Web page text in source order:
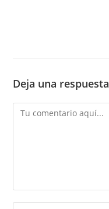
Deja una respuesta